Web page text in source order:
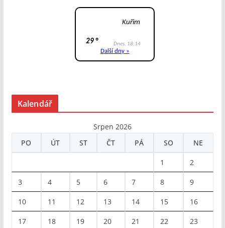
Kalendář
Srpen 2026
PO
ÚT ST ČT PÁ SO NE
1 2
3 4 5 6 7 8 9
10 11 12 13 14 15 16
17 18 19 20 21 22 23